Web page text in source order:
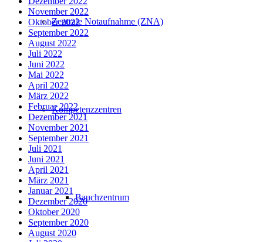
Zentrale Notaufnahme (ZNA)
Kompetenzzentren
Bauchzentrum
November 2022
Oktober 2022
September 2022
August 2022
Juli 2022
Juni 2022
Mai 2022
April 2022
März 2022
Februar 2022
Dezember 2021
November 2021
September 2021
Juli 2021
Juni 2021
April 2021
März 2021
Januar 2021
Dezember 2020
Oktober 2020
September 2020
August 2020